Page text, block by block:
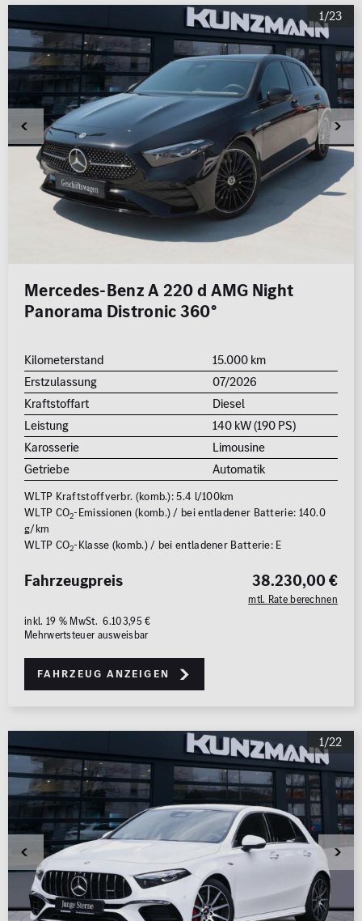
1/23
Mercedes-Benz A 220 d AMG Night
Panorama Distronic 360°
Kilometerstand
15.000 km
Erstzulassung
07/2026
Kraftstoffart
Diesel
Leistung
140 kW (190 PS)
Karosserie
Limousine
Getriebe
Automatik
WLTP Kraftstoffverbr. (komb.): 5.4 l/100km
WLTP CO2-Emissionen (komb.) / bei entladener Batterie: 140.0
g/km
WLTP CO2-Klasse (komb.) / bei entladener Batterie: E
38.230,00 €
mtl. Rate berechnen
Fahrzeugpreis
inkl. 19 % MwSt. 6.103,95 €
Mehrwertsteuer ausweisbar
Fahrzeug anzeigen
1/22